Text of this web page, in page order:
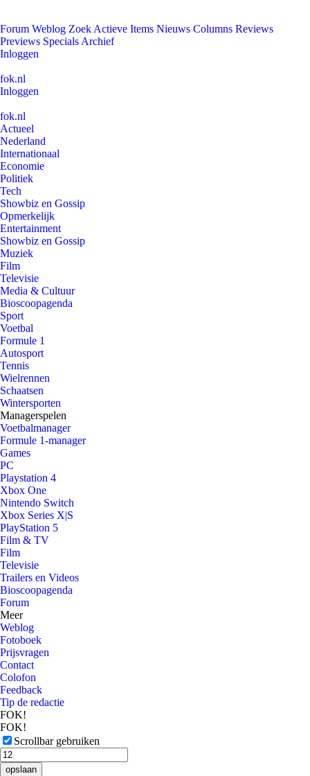
Forum Weblog Zoek Actieve Items Nieuws Columns Reviews
Previews Specials Archief
Inloggen
fok.nl
Inloggen
fok.nl
Actueel
Nederland
Internationaal
Economie
Politiek
Tech
Showbiz en Gossip
Opmerkelijk
Entertainment
Showbiz en Gossip
Muziek
Film
Televisie
Media & Cultuur
Bioscoopagenda
Sport
Voetbal
Formule 1
Autosport
Tennis
Wielrennen
Schaatsen
Wintersporten
Managerspelen
Voetbalmanager
Formule 1-manager
Games
PC
Playstation 4
Xbox One
Nintendo Switch
Xbox Series X|S
PlayStation 5
Film & TV
Film
Televisie
Trailers en Videos
Bioscoopagenda
Forum
Meer
Weblog
Fotoboek
Prijsvragen
Contact
Colofon
Feedback
Tip de redactie
FOK!
FOK!
Scrollbar gebruiken
opslaan